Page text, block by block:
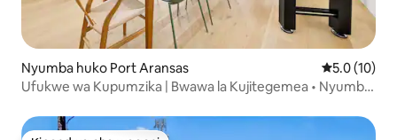
Nyumba huko Port Aransas Ukadiriaji
5.0 (10)
Ufukwe wa Kupumzika | Bwawa la Kujitegemea • Nyumba